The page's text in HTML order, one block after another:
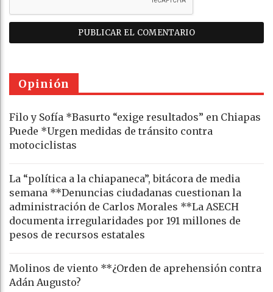
Opinión
Filo y Sofía *Basurto “exige resultados” en Chiapas
Puede *Urgen medidas de tránsito contra
motociclistas
La “política a la chiapaneca”, bitácora de media
semana **Denuncias ciudadanas cuestionan la
administración de Carlos Morales **La ASECH
documenta irregularidades por 191 millones de
pesos de recursos estatales
Molinos de viento **¿Orden de aprehensión contra
Adán Augusto?